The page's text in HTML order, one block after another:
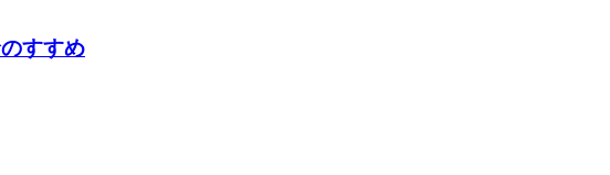
すすめ